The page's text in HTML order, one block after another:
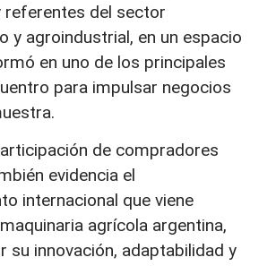
referentes del sector
y agroindustrial, en un espacio
en uno de los principales
para impulsar negocios
de compradores
evidencia el
internacional que viene
agrícola argentina,
su innovación, adaptabilidad y